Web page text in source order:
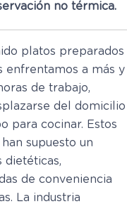
no térmica.
platos preparados
enfrentamos a más y
de trabajo,
del domicilio
para cocinar. Estos
supuesto un
dietéticas,
de conveniencia
La industria